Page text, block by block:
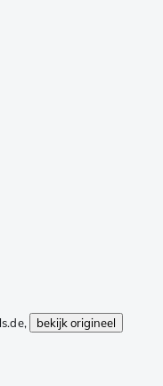
bekijk origineel